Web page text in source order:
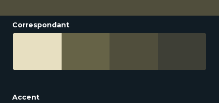
Correspondant
Accent